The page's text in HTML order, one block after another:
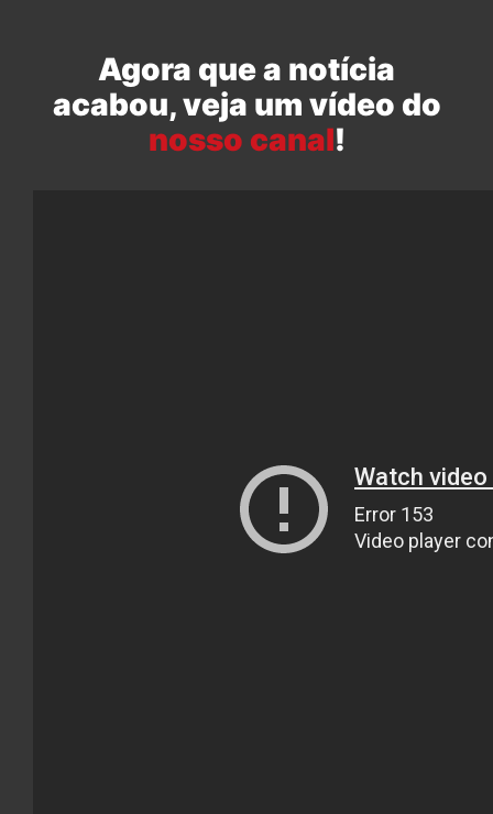
Agora que a notícia
acabou, veja um vídeo do
nosso canal!